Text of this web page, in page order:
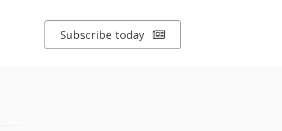
Subscribe today